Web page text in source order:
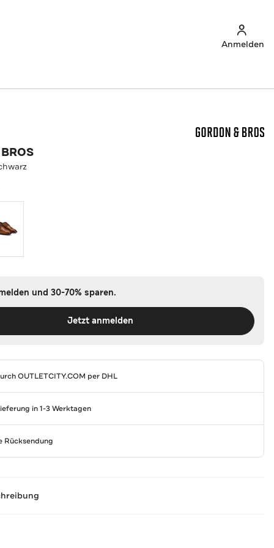
Anmelden
und 30-70% sparen.
Jetzt anmelden
OUTLETCITY.COM per DHL
in 1-3 Werktagen
Rücksendung